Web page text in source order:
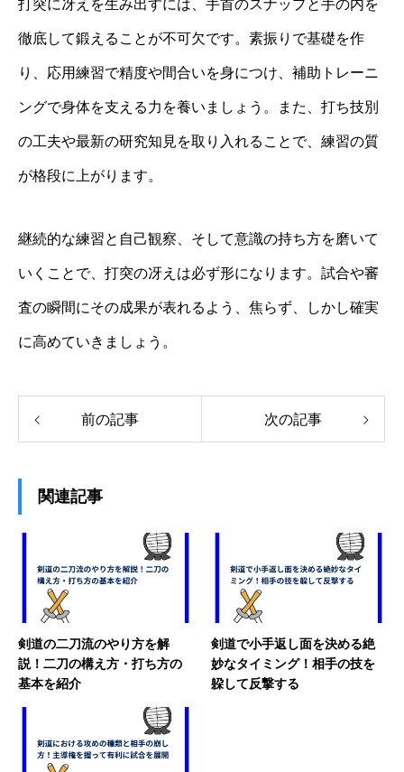
打突に冴えを生み出すには、手首のスナップと手の内を
徹底して鍛えることが不可欠です。素振りで基礎を作
り、応用練習で精度や間合いを身につけ、補助トレーニ
ングで身体を支える力を養いましょう。また、打ち技別
の工夫や最新の研究知見を取り入れることで、練習の質
が格段に上がります。
継続的な練習と自己観察、そして意識の持ち方を磨いて
いくことで、打突の冴えは必ず形になります。試合や審
査の瞬間にその成果が表れるよう、焦らず、しかし確実
に高めていきましょう。
前の記事 次の記事
関連記事
剣道の二刀流のやり方を解
説！二刀の構え方・打ち方の
基本を紹介
剣道で小手返し面を決める絶
妙なタイミング！相手の技を
躱して反撃する